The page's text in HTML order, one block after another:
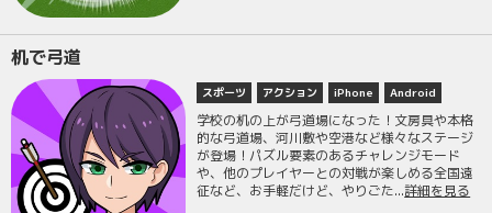
机で弓道
スポーツ アクション iPhone Android
学校の机の上が弓道場になった！文房具や本格
的な弓道場、河川敷や空港など様々なステージ
が登場！パズル要素のあるチャレンジモード
や、他のプレイヤーとの対戦が楽しめる全国遠
征など、お手軽だけど、やりごた...詳細を見る